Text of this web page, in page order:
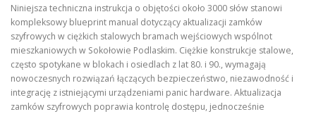
Niniejsza techniczna instrukcja o objętości około 3000 słów stanowi
kompleksowy blueprint manual dotyczący aktualizacji zamków
szyfrowych w ciężkich stalowych bramach wejściowych wspólnot
mieszkaniowych w Sokołowie Podlaskim. Ciężkie konstrukcje stalowe,
często spotykane w blokach i osiedlach z lat 80. i 90., wymagają
nowoczesnych rozwiązań łączących bezpieczeństwo, niezawodność i
integrację z istniejącymi urządzeniami panic hardware. Aktualizacja
zamków szyfrowych poprawia kontrolę dostępu, jednocześnie